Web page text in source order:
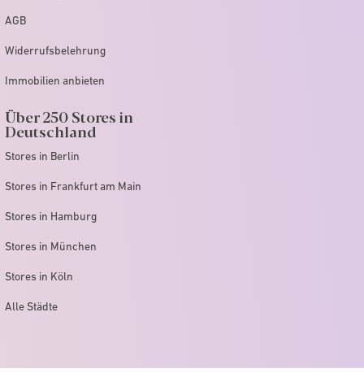
AGB
Widerrufsbelehrung
Immobilien anbieten
Über 250 Stores in
Deutschland
Stores in Berlin
Stores in Frankfurt am Main
Stores in Hamburg
Stores in München
Stores in Köln
Alle Städte